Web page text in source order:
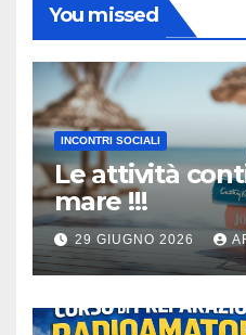
You missed
INCONTRI SOCIALI
Le attività
mare !!!
29 GIUGNO 2026